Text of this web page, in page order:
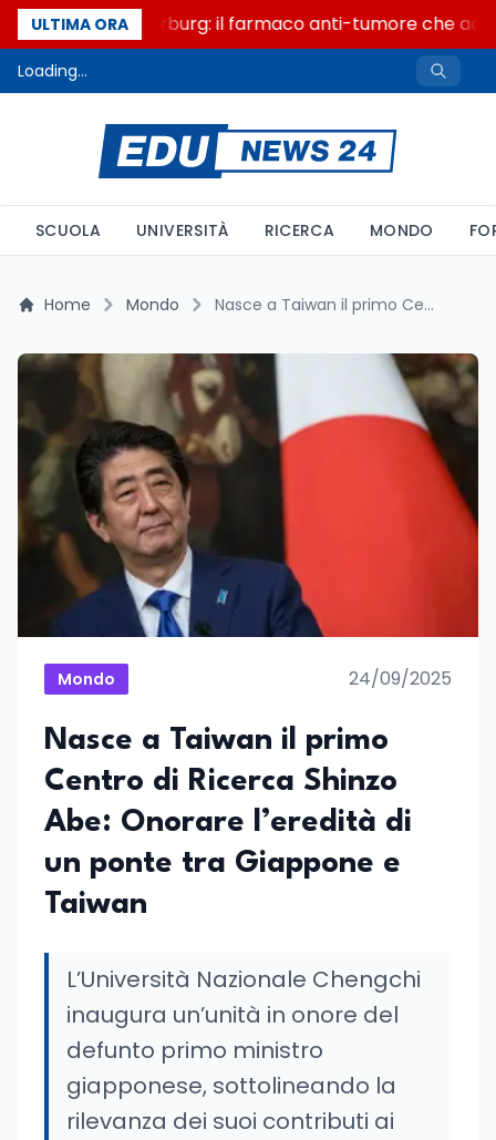
ULTIMA ORA
Un secolo di Warburg: il farmaco anti-tumore che
Loading...
SCUOLA UNIVERSITÀ RICERCA MONDO
Home Mondo Nasce a Taiwan il primo Centro di Ricerca Shinzo Abe: Onorare l’eredità di un ponte tra Giappone e Taiwan
Mondo 24/09/2025
Nasce a Taiwan il primo
Centro di Ricerca Shinzo
Abe: Onorare l’eredità di
un ponte tra Giappone e
Taiwan
L’Università Nazionale Chengchi
inaugura un’unità in onore del
defunto primo ministro
giapponese, sottolineando la
rilevanza dei suoi contributi ai